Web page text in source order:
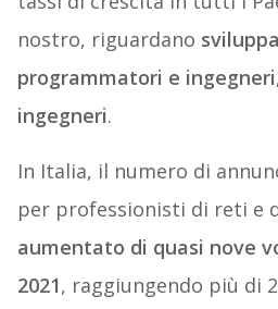
nostro, riguardano
programmatori e
ingegneri.
In Italia, il numero di
per professionisti di reti e
aumentato di quasi nove
2021, raggiungendo più di